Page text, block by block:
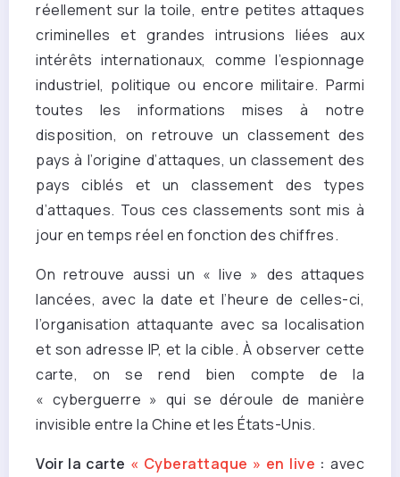
réellement sur la toile, entre petites attaques
criminelles et grandes intrusions liées aux
intérêts internationaux, comme l’espionnage
industriel, politique ou encore militaire. Parmi
toutes les informations mises à notre
disposition, on retrouve un classement des
pays à l’origine d’attaques, un classement des
pays ciblés et un classement des types
d’attaques. Tous ces classements sont mis à
jour en temps réel en fonction des chiffres.
On retrouve aussi un « live » des attaques
lancées, avec la date et l’heure de celles-ci,
l’organisation attaquante avec sa localisation
et son adresse IP, et la cible. À observer cette
carte, on se rend bien compte de la
« cyberguerre » qui se déroule de manière
invisible entre la Chine et les États-Unis.
Voir la carte « Cyberattaque » en live :avec